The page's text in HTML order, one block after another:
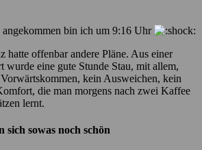
bin ich um 9:16 Uhr
hatte offenbar andere Pläne. Aus einer
wurde eine gute Stunde Stau, mit allem,
kein Ausweichen, kein
die man morgens nach zwei Kaffee
lernt.
sowas noch schön